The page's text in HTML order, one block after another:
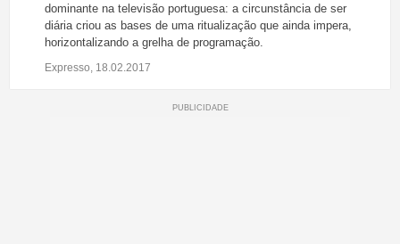
dominante na televisão portuguesa: a circunstância de ser
diária criou as bases de uma ritualização que ainda impera,
horizontalizando a grelha de programação.
Expresso, 18.02.2017